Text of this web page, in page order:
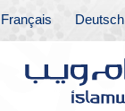
Deutsch
Français